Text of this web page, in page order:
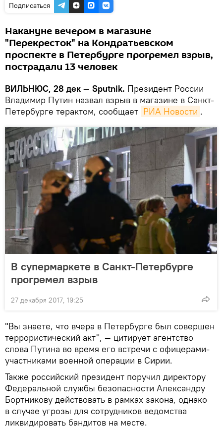
Подписаться
Накануне вечером в магазине
"Перекресток" на Кондратьевском
проспекте в Петербурге прогремел взрыв,
пострадали 13 человек
ВИЛЬНЮС, 28 дек — Sputnik. Президент России
Владимир Путин назвал взрыв в магазине в Санкт-
Петербурге терактом, сообщает РИА Новости .
В супермаркете в Санкт-Петербурге
прогремел взрыв
27 декабря 2017, 19:25
"Вы знаете, что вчера в Петербурге был совершен
террористический акт", — цитирует агентство
слова Путина во время его встречи с офицерами-
участниками военной операции в Сирии.
Также российский президент поручил директору
Федеральной службы безопасности Александру
Бортникову действовать в рамках закона, однако
в случае угрозы для сотрудников ведомства
ликвидировать бандитов на месте.